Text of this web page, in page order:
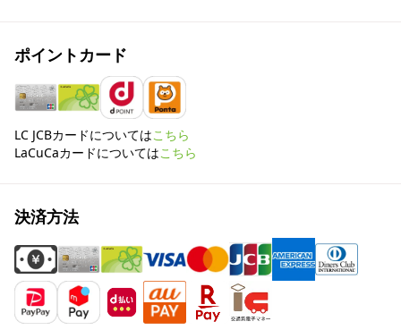
ポイントカード
LC JCBカードについてはこちら
LaCuCaカードについてはこちら
決済方法